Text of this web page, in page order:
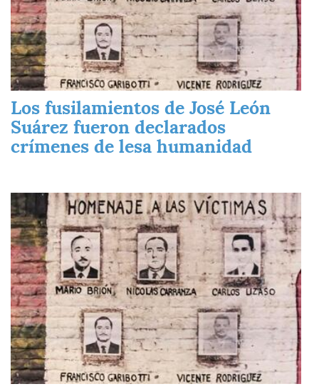
Los fusilamientos de José León
Suárez fueron declarados
crímenes de lesa humanidad
Imagen